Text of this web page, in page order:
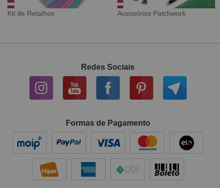
Sarja
Redes Sociais
Formas de Pagamento